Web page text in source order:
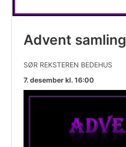
Advent samling
SØR REKSTEREN BEDEHUS
7. desember kl. 16:00